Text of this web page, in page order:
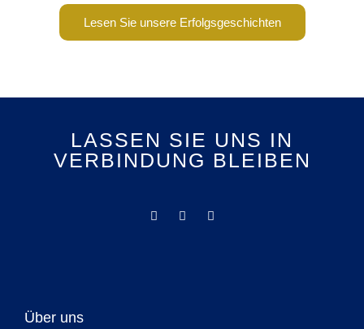
Lesen Sie unsere Erfolgsgeschichten
LASSEN SIE UNS IN
VERBINDUNG BLEIBEN
Über uns